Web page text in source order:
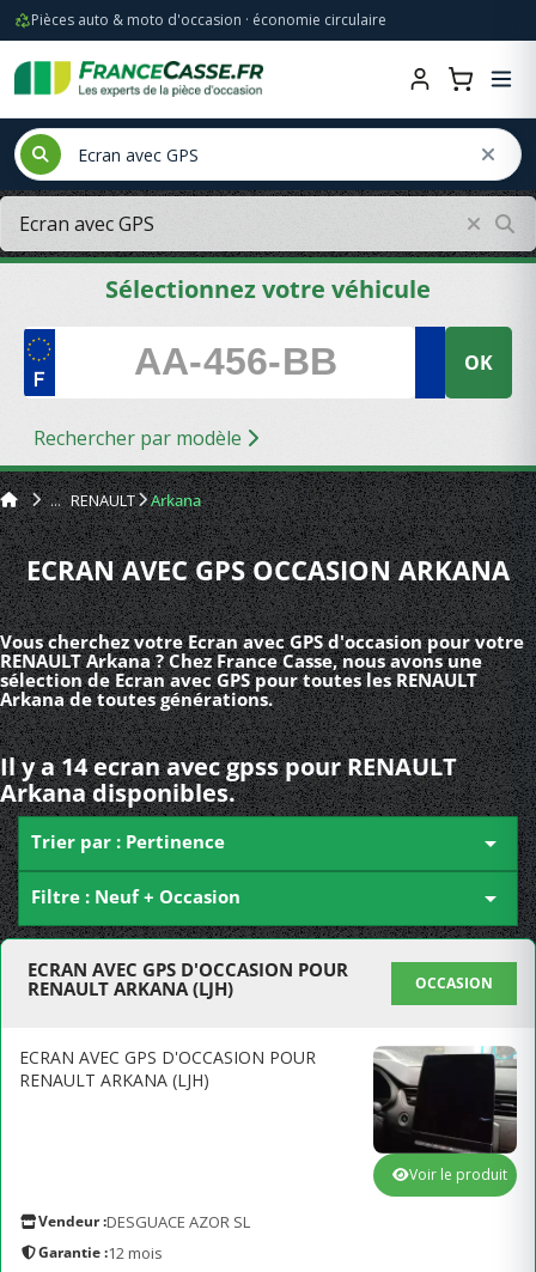
Pièces auto & moto d'occasion · économie circulaire
Sélectionnez votre véhicule
OK
Rechercher par modèle
RENAULT Arkana
ECRAN AVEC GPS OCCASION ARKANA
Vous cherchez votre Ecran avec GPS d'occasion pour votre
RENAULT Arkana ? Chez France Casse, nous avons une
sélection de Ecran avec GPS pour toutes les RENAULT
Arkana de toutes générations.
Il y a 14 ecran avec gpss pour RENAULT
Arkana disponibles.
Trier par : Pertinence 
Filtre : Neuf + Occasion 
ECRAN AVEC GPS D'OCCASION POUR
RENAULT ARKANA (LJH)
OCCASION
ECRAN AVEC GPS D'OCCASION POUR
RENAULT ARKANA (LJH)
Vendeur :DESGUACE AZOR SL
Garantie :12 mois
Voir le produit